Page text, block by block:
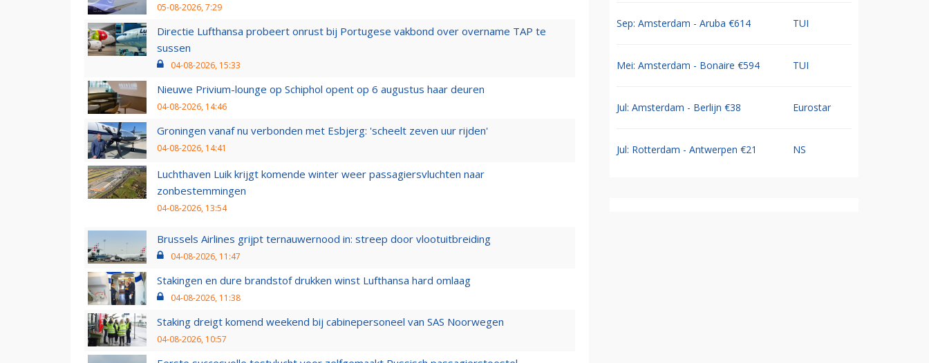
05-08-2026, 7:29
Directie Lufthansa probeert onrust bij Portugese vakbond over overname TAP te
sussen
04-08-2026, 15:33
Nieuwe Privium-lounge op Schiphol opent op 6 augustus haar deuren
04-08-2026, 14:46
Groningen vanaf nu verbonden met Esbjerg: 'scheelt zeven uur rijden'
04-08-2026, 14:41
Luchthaven Luik krijgt komende winter weer passagiersvluchten naar
zonbestemmingen
04-08-2026, 13:54
Brussels Airlines grijpt ternauwernood in: streep door vlootuitbreiding
04-08-2026, 11:47
Stakingen en dure brandstof drukken winst Lufthansa hard omlaag
04-08-2026, 11:38
Staking dreigt komend weekend bij cabinepersoneel van SAS Noorwegen
04-08-2026, 10:57
Sep: Amsterdam - Aruba €614 TUI
Mei: Amsterdam - Bonaire €594 TUI
Jul: Amsterdam - Berlijn €38 Eurostar
Jul: Rotterdam - Antwerpen €21 NS